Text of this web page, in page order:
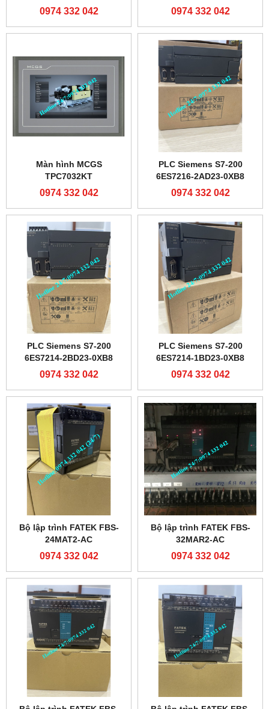
0974 332 042 0974 332 042
Màn hình MCGS
TPC7032KT
0974 332 042
PLC Siemens S7-200
6ES7216-2AD23-0XB8
0974 332 042
PLC Siemens S7-200
6ES7214-2BD23-0XB8
0974 332 042
PLC Siemens S7-200
6ES7214-1BD23-0XB8
0974 332 042
Bộ lập trình FATEK FBS-
24MAT2-AC
0974 332 042
Bộ lập trình FATEK FBS-
32MAR2-AC
0974 332 042